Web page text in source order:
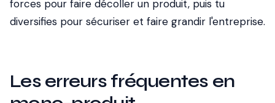
forces pour faire décoller un produit, puis tu
diversifies pour sécuriser et faire grandir l'entreprise.
Les erreurs fréquentes en